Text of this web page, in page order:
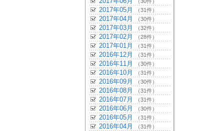
2017年05月 （31件）
2017年04月 （30件）
2017年03月 （32件）
2017年02月 （28件）
2017年01月 （31件）
2016年12月 （31件）
2016年11月 （30件）
2016年10月 （31件）
2016年09月 （30件）
2016年08月 （31件）
2016年07月 （31件）
2016年06月 （30件）
2016年05月 （31件）
2016年04月 （31件）